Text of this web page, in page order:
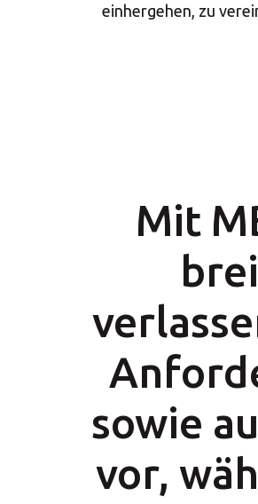
einhergehen, zu
Mit
sowie
vor,